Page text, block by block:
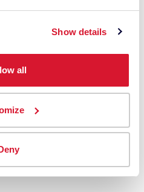
Show details
all
de l’EMA